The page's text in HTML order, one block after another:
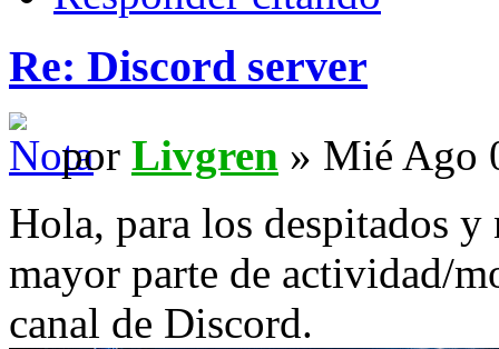
Re: Discord server
por Livgren » Mié Ago
Hola, para los despitados
mayor parte de actividad/
canal de Discord.